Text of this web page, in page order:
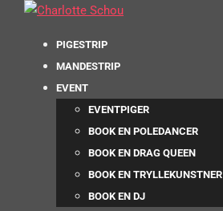
PIGESTRIP
MANDESTRIP
EVENT
EVENTPIGER
BOOK EN POLEDANCER
BOOK EN DRAG QUEEN
BOOK EN TRYLLEKUNSTNER
BOOK EN DJ